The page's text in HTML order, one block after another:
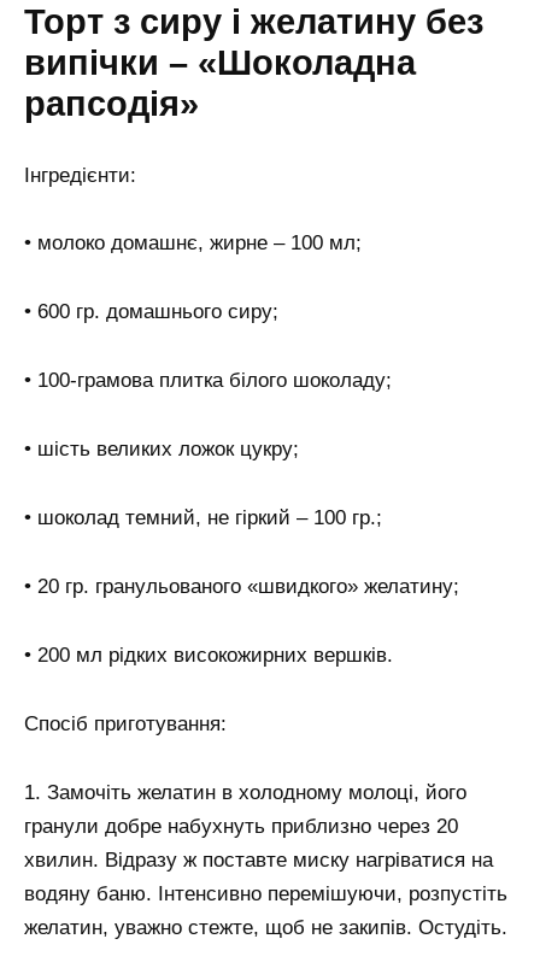
Торт з сиру і желатину без
випічки – «Шоколадна
рапсодія»
Інгредієнти:
• молоко домашнє, жирне – 100 мл;
• 600 гр. домашнього сиру;
• 100-грамова плитка білого шоколаду;
• шість великих ложок цукру;
• шоколад темний, не гіркий – 100 гр.;
• 20 гр. гранульованого «швидкого» желатину;
• 200 мл рідких високожирних вершків.
Спосіб приготування:
1. Замочіть желатин в холодному молоці, його
гранули добре набухнуть приблизно через 20
хвилин. Відразу ж поставте миску нагріватися на
водяну баню. Інтенсивно перемішуючи, розпустіть
желатин, уважно стежте, щоб не закипів. Остудіть.